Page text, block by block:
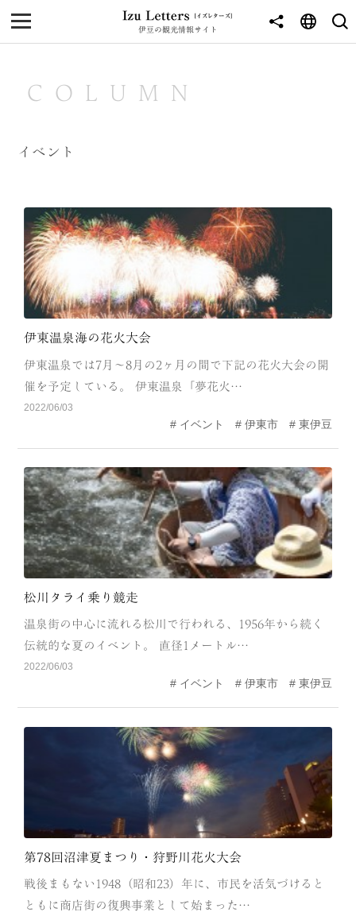
伊豆の観光情報サイト
MENU
NEWS
JOURNEY
西伊豆
南伊豆
北伊豆
中伊豆
CATEGORY
海
池・滝・川 山・公園・棚田
町並み 観光施設
動物と触れ合える場所 カフェ・スイーツ
神社仏閣 食
人 洞窟・島
体験
MODEL COURSE
COLUMN
LINK
COLUMN
イベント
伊東温泉海の花火大会
伊東温泉では7月～8月の2ヶ月の間で下記の花火大会の開
催を予定している。 伊東温泉「夢花火…
2022/06/03
イベント 伊東市 東伊豆
松川タライ乗り競走
温泉街の中心に流れる松川で行われる、1956年から続く
伝統的な夏のイベント。 直径1メートル…
2022/06/03
イベント 伊東市 東伊豆
第78回沼津夏まつり・狩野川花火大会
戦後まもない1948（昭和23）年に、市民を活気づけると
ともに商店街の復興事業として始まった…